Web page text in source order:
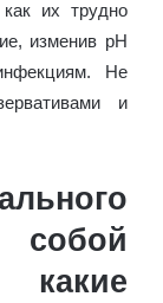
их трудно
изменив рН
Не
и